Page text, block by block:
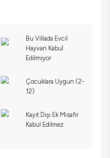
Bu Villada Evcil
Hayvan Kabul
Edilmiyor
Çocuklara Uygun (2-
12)
Kayıt Dışı Ek Misafir
Kabul Edilmez